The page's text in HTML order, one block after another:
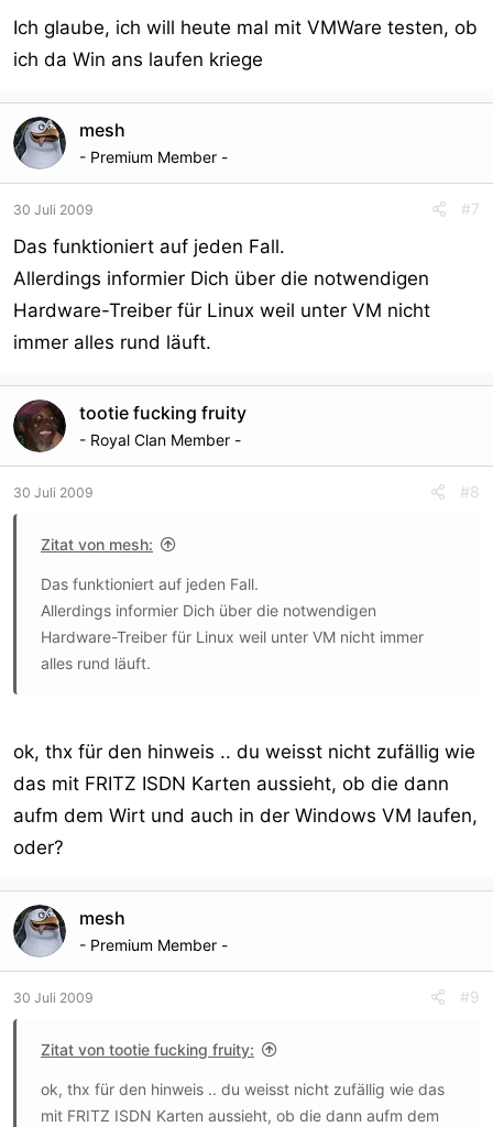
Ich glaube, ich will heute mal mit VMWare testen, ob
ich da Win ans laufen kriege
mesh
- Premium Member -
30 Juli 2009 #7
Das funktioniert auf jeden Fall.
Allerdings informier Dich über die notwendigen
Hardware-Treiber für Linux weil unter VM nicht
immer alles rund läuft.
tootie fucking fruity
- Royal Clan Member -
30 Juli 2009 #8
Zitat von mesh:
Das funktioniert auf jeden Fall.
Allerdings informier Dich über die notwendigen
Hardware-Treiber für Linux weil unter VM nicht immer
alles rund läuft.
ok, thx für den hinweis .. du weisst nicht zufällig wie
das mit FRITZ ISDN Karten aussieht, ob die dann
aufm dem Wirt und auch in der Windows VM laufen,
oder?
mesh
- Premium Member -
30 Juli 2009 #9
Zitat von tootie fucking fruity:
ok, thx für den hinweis .. du weisst nicht zufällig wie das
mit FRITZ ISDN Karten aussieht, ob die dann aufm dem